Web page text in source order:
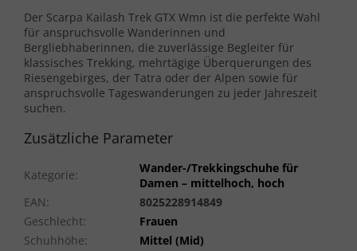
Der Scarpa Kailash Trek GTX Wmn ist die perfekte Wahl
für anspruchsvolle Wanderinnen und
Bergliebhaberinnen, die zuverlässige Begleiter für
klassisches Trekking, mehrtägige Überquerungen des
Riesengebirges, der Tatra oder der Alpen sowie für
anspruchsvolle Tageswanderungen zu jeder Jahreszeit
suchen.
Zusätzliche Parameter
Kategorie:
Wander-/Trekkingschuhe für
Damen – mittelhoch, hoch
EAN:
8025228914849
Geschlecht:
Frauen
Schuhhöhe:
Mittel (Mid)